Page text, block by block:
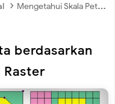
› Mengetahui Skala Peta berdasarkan Resolusi Data Raster
berdasarkan
Raster